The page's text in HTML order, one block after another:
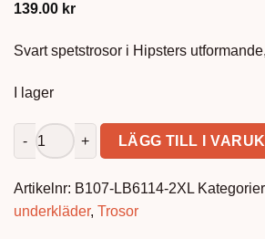
139.00 kr
Svart spetstrosor i Hipsters
I lager
Svart spetstrosa XL mängd
LÄGG TILL I
Artikelnr: B107-LB6114-2XL
underkläder, Trosor